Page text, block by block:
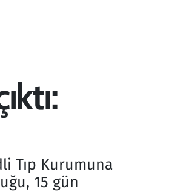
Tıp Kurumuna
15 gün